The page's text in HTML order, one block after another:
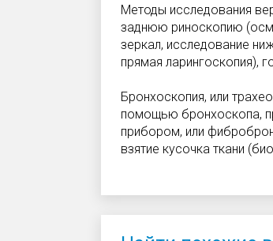
Методы исследования
заднюю риноскопию
зеркал, исследование
прямая ларингоскопия),
Бронхоскопия, или
помощью бронхоскопа,
прибором, или
взятие кусочка ткани